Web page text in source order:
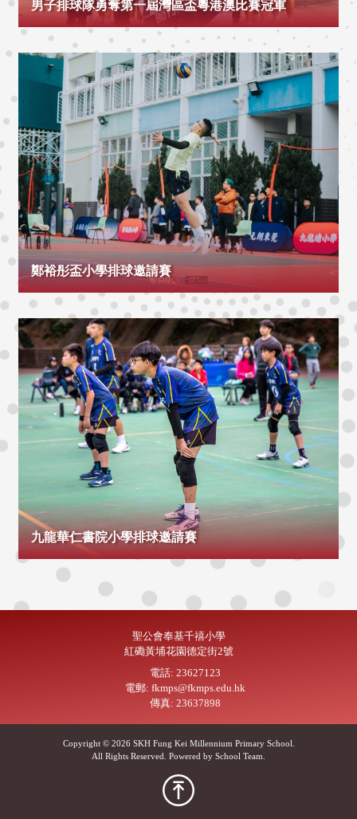
男子排球隊勇奪第一屆灣區盃粵港澳比賽冠軍
鄭裕彤盃小學排球邀請賽
九龍華仁書院小學排球邀請賽
聖公會奉基千禧小學
紅磡黃埔花園德定街2號
電話: 23627123
電郵: fkmps@fkmps.edu.hk
傳真: 23637898
Copyright © 2026 SKH Fung Kei Millennium Primary School.
All Rights Reserved. Powered by School Team